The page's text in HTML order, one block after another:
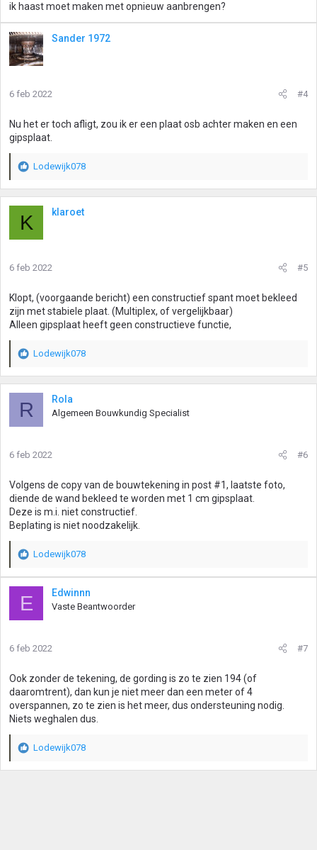
ik haast moet maken met opnieuw aanbrengen?
Sander 1972
6 feb 2022 #4
Nu het er toch afligt, zou ik er een plaat osb achter maken en een
gipsplaat.
W
a
n
e
n
Lodewijk078
K klaroet
6 feb 2022 #5
Klopt, (voorgaande bericht) een constructief spant moet bekleed
zijn met stabiele plaat. (Multiplex, of vergelijkbaar)
Alleen gipsplaat heeft geen constructieve functie,
W
a
n
e
n
:
Lodewijk078
R Rola
Algemeen Bouwkundig Specialist
6 feb 2022 #6
Volgens de copy van de bouwtekening in post #1, laatste foto,
diende de wand bekleed te worden met 1 cm gipsplaat.
Deze is m.i. niet constructief.
Beplating is niet noodzakelijk.
W
a
d
e
i
g
:
Lodewijk078
E Edwinnn
Vaste Beantwoorder
6 feb 2022 #7
Ook zonder de tekening, de gording is zo te zien 194 (of
daaromtrent), dan kun je niet meer dan een meter of 4
overspannen, zo te zien is het meer, dus ondersteuning nodig.
Niets weghalen dus.
W
Lodewijk078